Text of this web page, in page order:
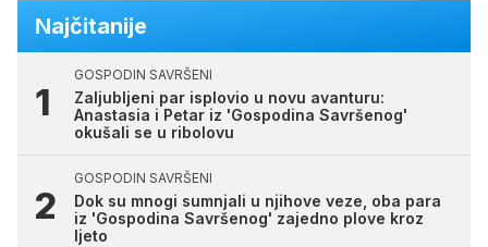
Najčitanije
GOSPODIN SAVRŠENI
Zaljubljeni par isplovio u novu avanturu:
Anastasia i Petar iz 'Gospodina Savršenog'
okušali se u ribolovu
GOSPODIN SAVRŠENI
Dok su mnogi sumnjali u njihove veze, oba para
iz 'Gospodina Savršenog' zajedno plove kroz
ljeto